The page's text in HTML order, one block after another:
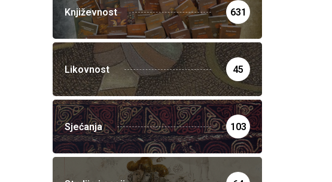
Književnost 631
Likovnost 45
Sjećanja 103